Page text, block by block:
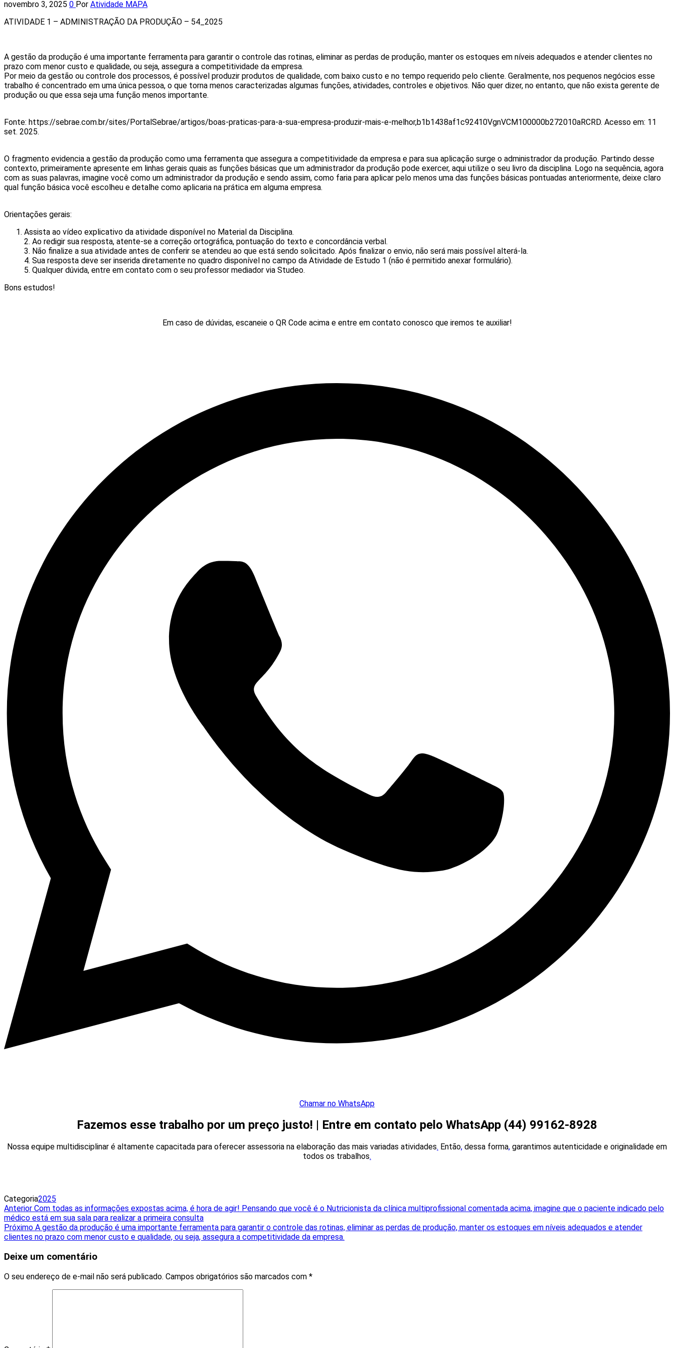
novembro 3, 2025 0 Por Atividade MAPA
ATIVIDADE 1 – ADMINISTRAÇÃO DA PRODUÇÃO – 54_2025
A gestão da produção é uma importante ferramenta para garantir o controle das rotinas, eliminar as perdas de produção, manter os estoques em níveis adequados e atender clientes no
prazo com menor custo e qualidade, ou seja, assegura a competitividade da empresa.
Por meio da gestão ou controle dos processos, é possível produzir produtos de qualidade, com baixo custo e no tempo requerido pelo cliente. Geralmente, nos pequenos negócios esse
trabalho é concentrado em uma única pessoa, o que torna menos caracterizadas algumas funções, atividades, controles e objetivos. Não quer dizer, no entanto, que não exista gerente de
produção ou que essa seja uma função menos importante.
Fonte: https://sebrae.com.br/sites/PortalSebrae/artigos/boas-praticas-para-a-sua-empresa-produzir-mais-e-melhor,b1b1438af1c92410VgnVCM100000b272010aRCRD. Acesso em: 11
set. 2025.
O fragmento evidencia a gestão da produção como uma ferramenta que assegura a competitividade da empresa e para sua aplicação surge o administrador da produção. Partindo desse
contexto, primeiramente apresente em linhas gerais quais as funções básicas que um administrador da produção pode exercer, aqui utilize o seu livro da disciplina. Logo na sequência, agora
com as suas palavras, imagine você como um administrador da produção e sendo assim, como faria para aplicar pelo menos uma das funções básicas pontuadas anteriormente, deixe claro
qual função básica você escolheu e detalhe como aplicaria na prática em alguma empresa.
Orientações gerais:
Assista ao vídeo explicativo da atividade disponível no Material da Disciplina.
2. Ao redigir sua resposta, atente-se a correção ortográfica, pontuação do texto e concordância verbal.
3. Não finalize a sua atividade antes de conferir se atendeu ao que está sendo solicitado. Após finalizar o envio, não será mais possível alterá-la.
4. Sua resposta deve ser inserida diretamente no quadro disponível no campo da Atividade de Estudo 1 (não é permitido anexar formulário).
5. Qualquer dúvida, entre em contato com o seu professor mediador via Studeo.
Bons estudos!
Em caso de dúvidas, escaneie o QR Code acima e entre em contato conosco que iremos te auxiliar!
Chamar no WhatsApp
Fazemos esse trabalho por um preço justo! | Entre em contato pelo WhatsApp (44) 99162-8928
Nossa equipe multidisciplinar é altamente capacitada para oferecer assessoria na elaboração das mais variadas atividades. Então, dessa forma, garantimos autenticidade e originalidade em
todos os trabalhos.
Categoria2025
Navegação
de
Post
Post
anterior
Anterior Com todas as informações expostas acima, é hora de agir! Pensando que você é o Nutricionista da clínica multiprofissional comentada acima, imagine que o paciente indicado pelo
médico está em sua sala para realizar a primeira consulta
Próximo
post
Próximo A gestão da produção é uma importante ferramenta para garantir o controle das rotinas, eliminar as perdas de produção, manter os estoques em níveis adequados e atender
clientes no prazo com menor custo e qualidade, ou seja, assegura a competitividade da empresa.
Deixe um comentário
O seu endereço de e-mail não será publicado. Campos obrigatórios são marcados com *